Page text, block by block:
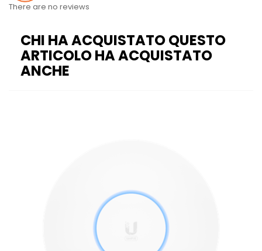
There are no reviews
CHI HA ACQUISTATO QUESTO
ARTICOLO HA ACQUISTATO
ANCHE